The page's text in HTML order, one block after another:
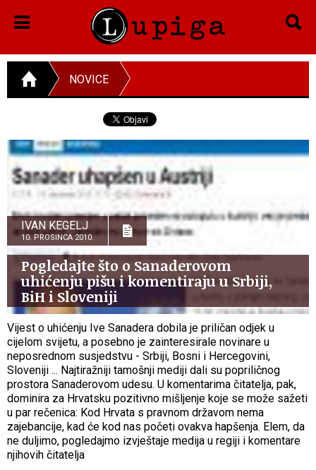
NOVICE
IVAN KEGELJ
10. PROSINCA 2010.
Pogledajte što o Sanaderovom
uhićenju pišu i komentiraju u Srbiji,
BiH i Sloveniji
Vijest o uhićenju Ive Sanadera dobila je priličan odjek u
cijelom svijetu, a posebno je zainteresirale novinare u
neposrednom susjedstvu - Srbiji, Bosni i Hercegovini,
Sloveniji ... Najtiražniji tamošnji mediji dali su popriličnog
prostora Sanaderovom udesu. U komentarima čitatelja, pak,
dominira za Hrvatsku pozitivno mišljenje koje se može sažeti
u par rečenica: Kod Hrvata s pravnom državom nema
zajebancije, kad će kod nas početi ovakva hapšenja. Elem, da
ne duljimo, pogledajmo izvještaje medija u regiji i komentare
njihovih čitatelja